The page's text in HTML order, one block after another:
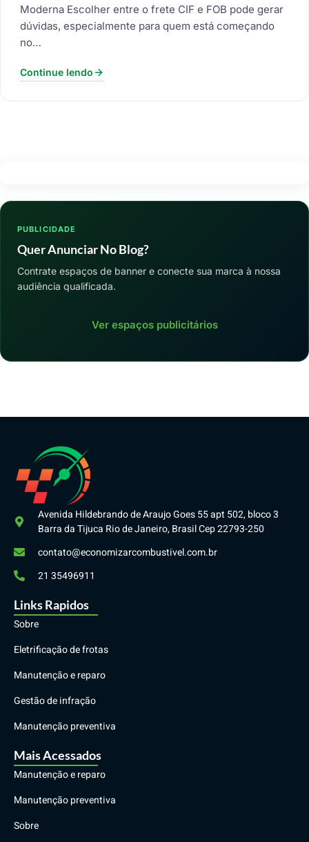
Moderna Escolher entre o frete CIF e FOB pode gerar
dúvidas, especialmente para quem está começando
no…
Continue lendo
PUBLICIDADE
Quer Anunciar No Blog?
Contrate espaços de banner e conecte sua marca à nossa
audiência qualificada.
Ver espaços publicitários
Avenida Hildebrando de Araujo Goes 55 apt 502, bloco 3
Barra da Tijuca Rio de Janeiro, Brasil Cep 22793-250
contato@economizarcombustivel.com.br
21 35496911
Links Rapidos
Sobre
Eletrificação de frotas
Manutenção e reparo
Gestão de infração
Manutenção preventiva
Mais Acessados
Manutenção e reparo
Manutenção preventiva
Sobre